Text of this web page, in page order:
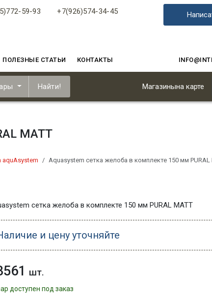
59-93 +7(926)574-34-45
ПОЛЕЗНЫЕ СТАТЬИ КОНТАКТЫ
Найти! Магазинына карте
MATT
aquAsystem Aquasystem сетка желоба в комплекте 150 мм PURAL
сетка желоба в комплекте 150 мм PURAL MATT
и цену уточняйте
шт.
доступен под заказ